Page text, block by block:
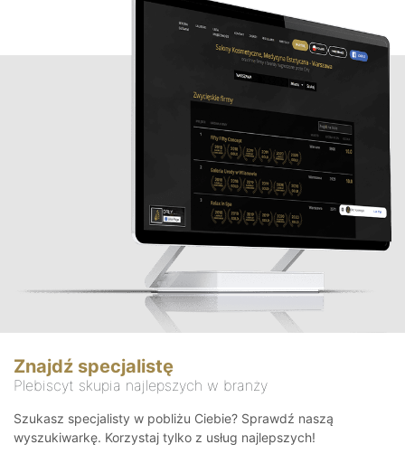
Znajdź specjalistę
Plebiscyt skupia najlepszych w branży
Szukasz specjalisty w pobliżu Ciebie? Sprawdź naszą
wyszukiwarkę. Korzystaj tylko z usług najlepszych!